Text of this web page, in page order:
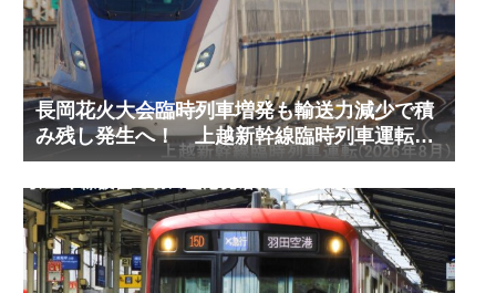
長岡花火大会臨時列車増発も輸送力減少で積
み残し発生へ！ 上越新幹線臨時列車運転
(2026年8月)